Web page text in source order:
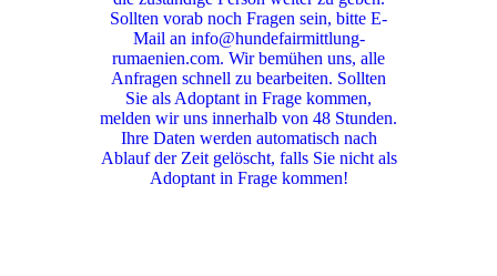
Sollten vorab noch Fragen sein, bitte E-
Mail an info@hundefairmittlung-
rumaenien.com. Wir bemühen uns, alle
Anfragen schnell zu bearbeiten. Sollten
Sie als Adoptant in Frage kommen,
melden wir uns innerhalb von 48 Stunden.
Ihre Daten werden automatisch nach
Ablauf der Zeit gelöscht, falls Sie nicht als
Adoptant in Frage kommen!